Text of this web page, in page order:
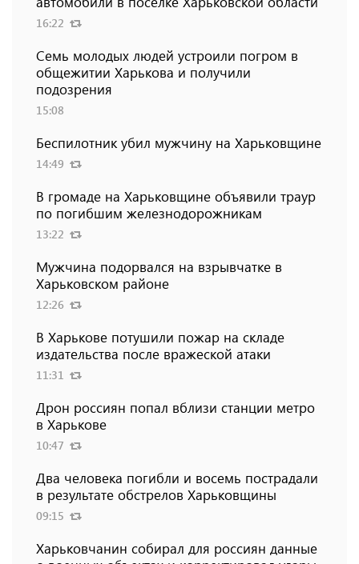
16:22
Семь молодых людей устроили погром в
общежитии Харькова и получили
подозрения
15:08
Беспилотник убил мужчину на Харьковщине
14:49
В громаде на Харьковщине объявили траур
по погибшим железнодорожникам
13:22
Мужчина подорвался на взрывчатке в
Харьковском районе
12:26
В Харькове потушили пожар на складе
издательства после вражеской атаки
11:31
Дрон россиян попал вблизи станции метро
в Харькове
10:47
Два человека погибли и восемь пострадали
в результате обстрелов Харьковщины
09:15
Харьковчанин собирал для россиян данные